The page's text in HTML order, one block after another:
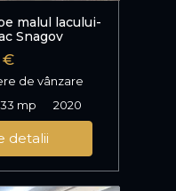
malul lacului-
Snagov
€
de vânzare
mp 2020
detalii